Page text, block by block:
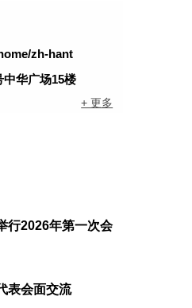
zh-hant
中华广场15楼
+ 更多
行2026年第一次会
表会面交流